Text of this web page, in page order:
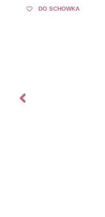
DO SCHOWKA